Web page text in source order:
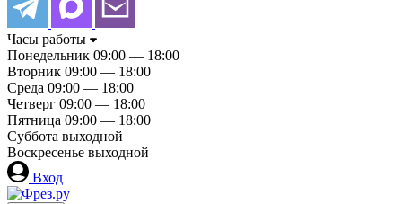
Часы работы
Понедельник 09:00 — 18:00
Вторник 09:00 — 18:00
Среда 09:00 — 18:00
Четверг 09:00 — 18:00
Пятница 09:00 — 18:00
Суббота выходной
Воскресенье выходной
Вход